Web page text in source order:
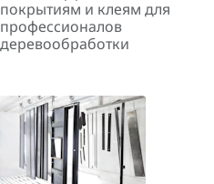
покрытиям и клеям для
профессионалов
деревообработки